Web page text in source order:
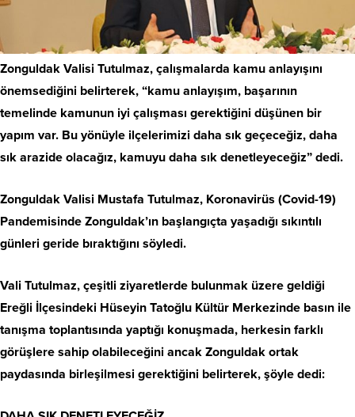
Zonguldak Valisi Tutulmaz, çalışmalarda kamu anlayışını
önemsediğini belirterek, “kamu anlayışım, başarının
temelinde kamunun iyi çalışması gerektiğini düşünen bir
yapım var. Bu yönüyle ilçelerimizi daha sık geçeceğiz, daha
sık arazide olacağız, kamuyu daha sık denetleyeceğiz” dedi.
Zonguldak Valisi Mustafa Tutulmaz, Koronavirüs (Covid-19)
Pandemisinde Zonguldak’ın başlangıçta yaşadığı sıkıntılı
günleri geride bıraktığını söyledi.
Vali Tutulmaz, çeşitli ziyaretlerde bulunmak üzere geldiği
Ereğli İlçesindeki Hüseyin Tatoğlu Kültür Merkezinde basın ile
tanışma toplantısında yaptığı konuşmada, herkesin farklı
görüşlere sahip olabileceğini ancak Zonguldak ortak
paydasında birleşilmesi gerektiğini belirterek, şöyle dedi: